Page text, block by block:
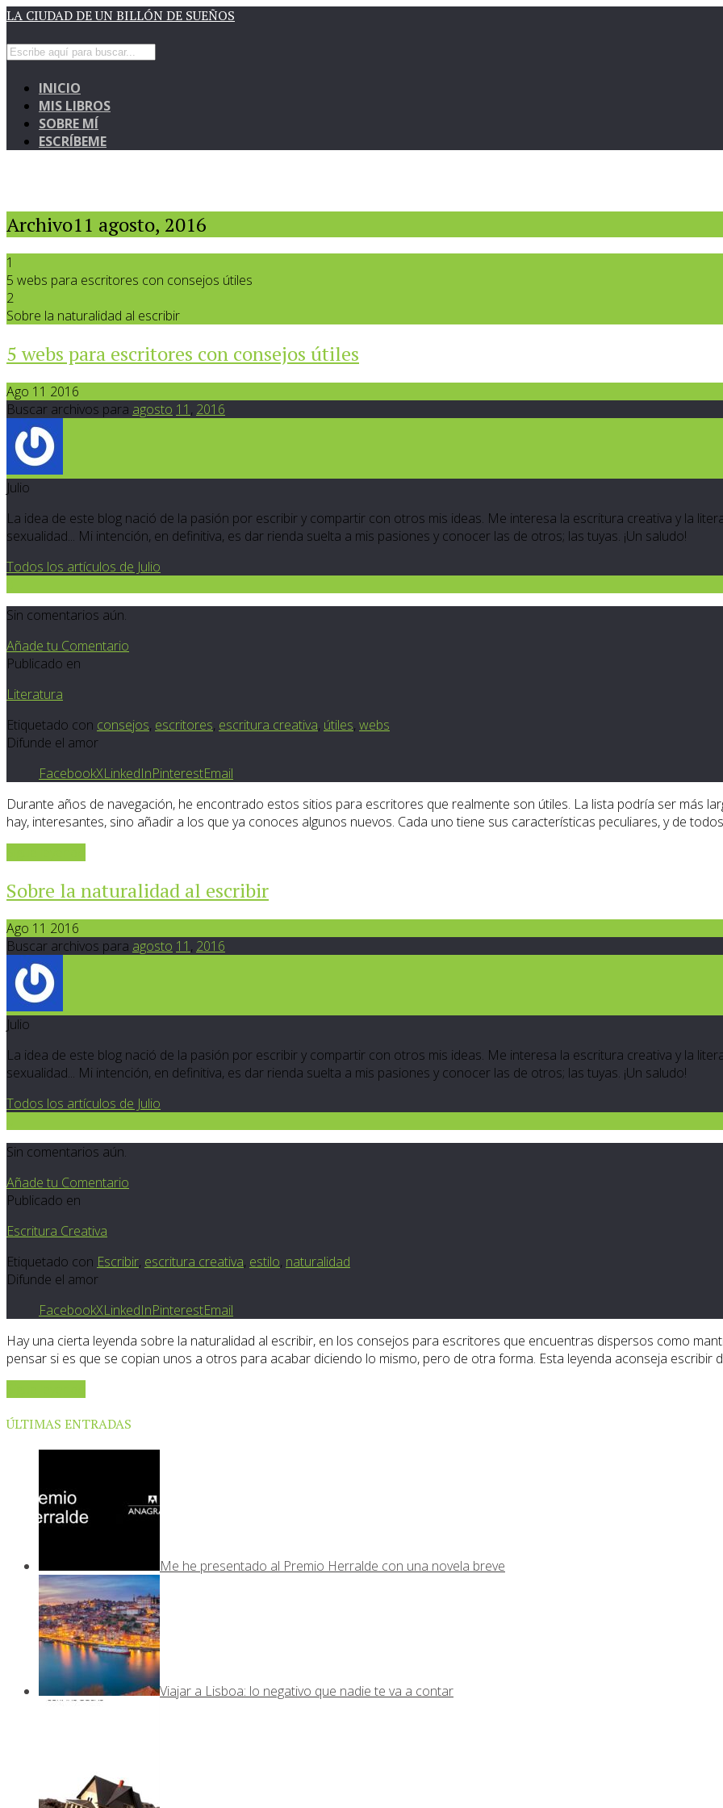
LA CIUDAD DE UN BILLÓN DE SUEÑOS
INICIO
MIS LIBROS
SOBRE MÍ
ESCRÍBEME
Archivo11 agosto, 2016
1
5 webs para escritores con consejos útiles
2
Sobre la naturalidad al escribir
5 webs para escritores con consejos útiles
Ago 11 2016
Buscar archivos para agosto 11 , 2016
Julio
La idea de este blog nació de la pasión por escribir y compartir con otros mis ideas. Me interesa la escritura creativa y la
sexualidad... Mi intención, en definitiva, es dar rienda suelta a mis pasiones y conocer las de otros; las tuyas. ¡Un saludo!
Todos los artículos de Julio
Sin comentarios aún.
Añade tu Comentario
Publicado en
Literatura
Etiquetado con consejos, escritores, escritura creativa, útiles, webs
Difunde el amor
FacebookXLinkedInPinterestEmail
Durante años de navegación, he encontrado estos sitios para escritores que realmente son útiles. La lista podría ser más
hay, interesantes, sino añadir a los que ya conoces algunos nuevos. Cada uno tiene sus características peculiares, y de
Sobre la naturalidad al escribir
Ago 11 2016
Buscar archivos para agosto 11 , 2016
Julio
La idea de este blog nació de la pasión por escribir y compartir con otros mis ideas. Me interesa la escritura creativa y la
sexualidad... Mi intención, en definitiva, es dar rienda suelta a mis pasiones y conocer las de otros; las tuyas. ¡Un saludo!
Todos los artículos de Julio
Sin comentarios aún.
Añade tu Comentario
Publicado en
Escritura Creativa
Etiquetado con Escribir, escritura creativa, estilo, naturalidad
Difunde el amor
FacebookXLinkedInPinterestEmail
Hay una cierta leyenda sobre la naturalidad al escribir, en los consejos para escritores que encuentras dispersos como
pensar si es que se copian unos a otros para acabar diciendo lo mismo, pero de otra forma. Esta leyenda aconseja escribir
ÚLTIMAS ENTRADAS
Me he presentado al Premio Herralde con una novela breve
Viajar a Lisboa: lo negativo que nadie te va a contar